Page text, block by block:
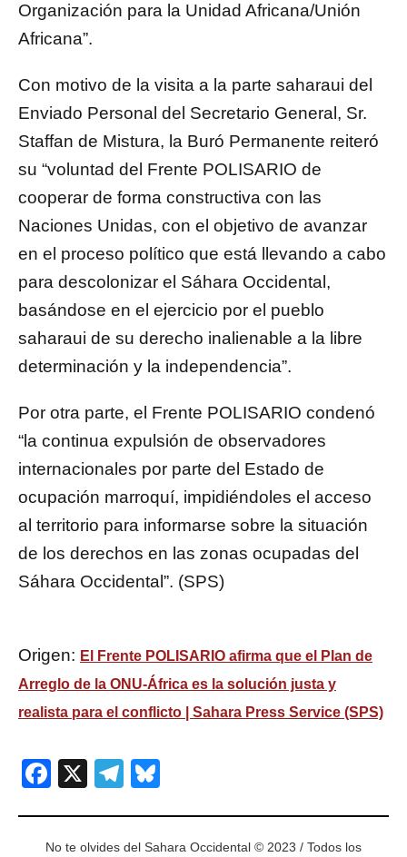
Organización para la Unidad Africana/Unión
Africana”.
Con motivo de la visita a la parte saharaui del
Enviado Personal del Secretario General, Sr.
Staffan de Mistura, la Buró Permanente reiteró
su “voluntad del Frente POLISARIO de
cooperar de forma constructiva con las
Naciones Unidas, con el objetivo de avanzar
en el proceso político que está llevando a cabo
para descolonizar el Sáhara Occidental,
basándose en el ejercicio por el pueblo
saharaui de su derecho inalienable a la libre
determinación y la independencia”.
Por otra parte, el Frente POLISARIO condenó
“la continua expulsión de observadores
internacionales por parte del Estado de
ocupación marroquí, impidiéndoles el acceso
al territorio para informarse sobre la situación
de los derechos en las zonas ocupadas del
Sáhara Occidental”. (SPS)
Origen: El Frente POLISARIO afirma que el Plan de
Arreglo de la ONU-África es la solución justa y
realista para el conflicto | Sahara Press Service (SPS)
Facebook
X Telegram
No te olvides del Sahara Occidental © 2023 / Todos los